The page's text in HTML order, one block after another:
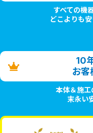
すべての機
どこよりも
10
お客
本体＆施工
末永い